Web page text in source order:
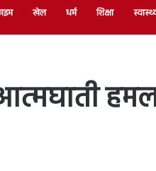
खेल धर्म शिक्षा